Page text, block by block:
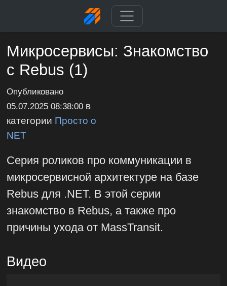
Микросервисы: Знакомство
с Rebus (1)
Опубликовано
05.07.2025 08:38:00 в
категории Просто о
NET
Серия роликов про коммуникации в
микросервисной архитектуре на базе
Rebus для .NET. В этой серии
знакомство в Rebus, а также про
причины ухода от MassTransit.
Видео